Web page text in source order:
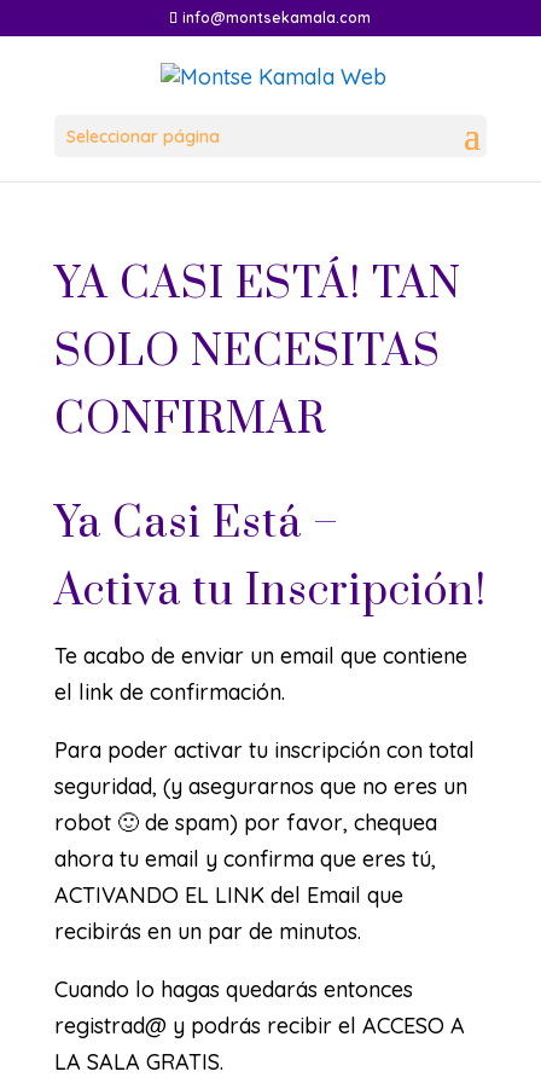
info@montsekamala.com
Seleccionar página
YA CASI ESTÁ! TAN
SOLO NECESITAS
CONFIRMAR
Ya Casi Está –
Activa tu Inscripción!
Te acabo de enviar un email que contiene
el link de confirmación.
Para poder activar tu inscripción con total
seguridad, (y asegurarnos que no eres un
robot 🙂 de spam) por favor, chequea
ahora tu email y confirma que eres tú,
ACTIVANDO EL LINK del Email que
recibirás en un par de minutos.
Cuando lo hagas quedarás entonces
registrad@ y podrás recibir el ACCESO A
LA SALA GRATIS.